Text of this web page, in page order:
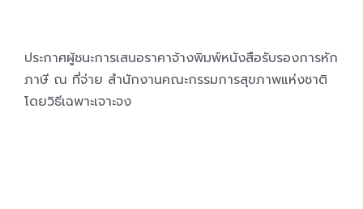
ประกาศผู้ชนะการเสนอราคาจ้างพิมพ์หนังสือรับรองการหัก
ภาษี ณ ที่จ่าย สำนักงานคณะกรรมการสุขภาพแห่งชาติ
โดยวิธีเฉพาะเจาะจง